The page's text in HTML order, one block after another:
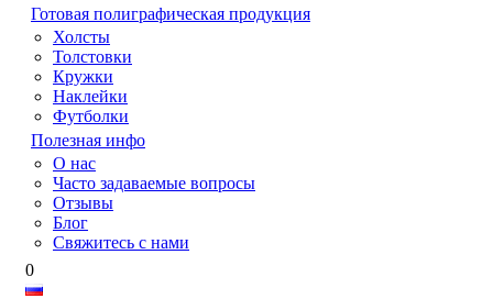
Готовая полиграфическая продукция
Холсты
Толстовки
Кружки
Наклейки
Футболки
Полезная инфо
О нас
Часто задаваемые вопросы
Отзывы
Блог
Свяжитесь с нами
0